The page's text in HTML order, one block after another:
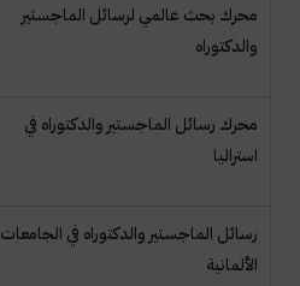
محرك بحث عالمي لرسائل الماجستير
والدكتوراه
محرك رسائل الماجستير والدكتوراه في
استراليا
رسائل الماجستير والدكتوراه في الجامعات
الألمانية